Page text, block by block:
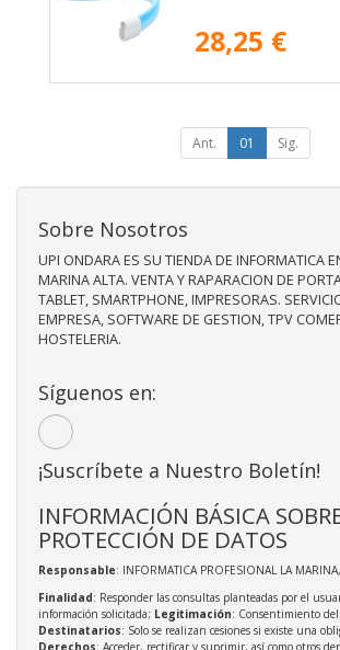
28,25 €
Ant. 01 Sig.
Sobre Nosotros
UPI ONDARA ES SU TIENDA DE INFORMATICA
MARINA ALTA. VENTA Y RAPARACION DE
TABLET, SMARTPHONE, IMPRESORAS.
EMPRESA, SOFTWARE DE GESTION, TPV
HOSTELERIA.
Síguenos en:
¡Suscríbete a Nuestro Boletín!
INFORMACIÓN BÁSICA
PROTECCIÓN DE DATOS
Responsable: INFORMATICA PROFESIONAL LA
Finalidad: Responder las consultas planteadas por el
información solicitada; Legitimación: Consentimiento
Destinatarios: Solo se realizan cesiones si existe una
Derechos: Acceder, rectificar y suprimir, así como otros